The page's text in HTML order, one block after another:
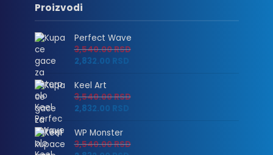
Proizvodi
Perfect Wave
3,540.00RSD
2,832.00 RSD
Keel Art
3,540.00RSD
2,832.00 RSD
WP Monster
3,540.00RSD